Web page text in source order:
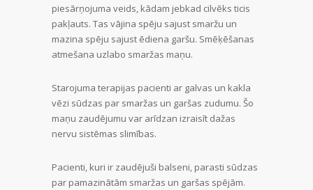
piesārņojuma veids, kādam jebkad cilvēks ticis
pakļauts. Tas vājina spēju sajust smaržu un
mazina spēju sajust ēdiena garšu. Smēķēšanas
atmešana uzlabo smaržas maņu.
Starojuma terapijas pacienti ar galvas un kakla
vēzi sūdzas par smaržas un garšas zudumu. Šo
maņu zaudējumu var arīdzan izraisīt dažas
nervu sistēmas slimības.
Pacienti, kuri ir zaudējuši balseni, parasti sūdzas
par pamazinātām smaržas un garšas spējām.